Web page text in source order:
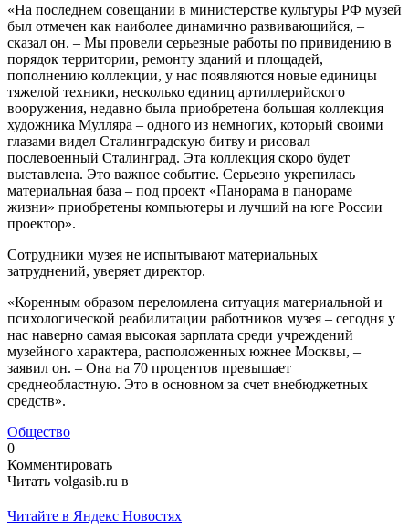
«На последнем совещании в министерстве культуры РФ музей
был отмечен как наиболее динамично развивающийся, –
сказал он. – Мы провели серьезные работы по привидению в
порядок территории, ремонту зданий и площадей,
пополнению коллекции, у нас появляются новые единицы
тяжелой техники, несколько единиц артиллерийского
вооружения, недавно была приобретена большая коллекция
художника Мулляра – одного из немногих, который своими
глазами видел Сталинградскую битву и рисовал
послевоенный Сталинград. Эта коллекция скоро будет
выставлена. Это важное событие. Серьезно укрепилась
материальная база – под проект «Панорама в панораме
жизни» приобретены компьютеры и лучший на юге России
проектор».
Сотрудники музея не испытывают материальных
затруднений, уверяет директор.
«Коренным образом переломлена ситуация материальной и
психологической реабилитации работников музея – сегодня у
нас наверно самая высокая зарплата среди учреждений
музейного характера, расположенных южнее Москвы, –
заявил он. – Она на 70 процентов превышает
среднеобластную. Это в основном за счет внебюджетных
средств».
Общество
0
Комментировать
Читать volgasib.ru в
Читайте в Яндекс Новостях